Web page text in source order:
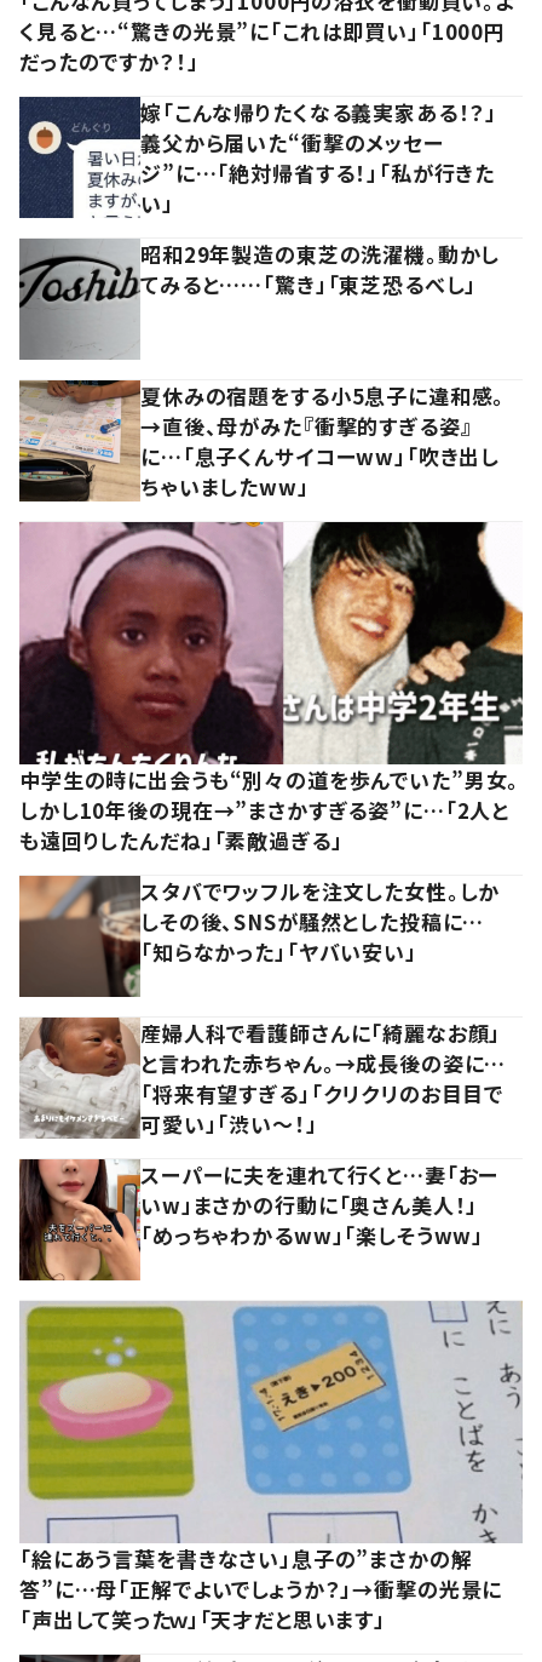
く見ると…“驚きの光景”に「これは即買い」「1000円
だったのですか？！」
嫁「こんな帰りたくなる義実家ある！？」
義父から届いた“衝撃のメッセー
ジ”に…「絶対帰省する！」「私が行きた
い」
昭和29年製造の東芝の洗濯機。動かし
てみると……「驚き」「東芝恐るべし」
夏休みの宿題をする小5息子に違和感。
→直後、母がみた『衝撃的すぎる姿』
に…「息子くんサイコーww」「吹き出し
ちゃいましたww」
中学生の時に出会うも“別々の道を歩んでいた”男女。
しかし10年後の現在→”まさかすぎる姿”に…「2人と
も遠回りしたんだね」「素敵過ぎる」
スタバでワッフルを注文した女性。しか
しその後、SNSが騒然とした投稿に…
「知らなかった」「ヤバい安い」
産婦人科で看護師さんに「綺麗なお顔」
と言われた赤ちゃん。→成長後の姿に…
「将来有望すぎる」「クリクリのお目目で
可愛い」「渋い～！」
スーパーに夫を連れて行くと…妻「おー
いw」まさかの行動に「奥さん美人！」
「めっちゃわかるww」「楽しそうww」
「絵にあう言葉を書きなさい」息子の”まさかの解
答”に…母「正解でよいでしょうか？」→衝撃の光景に
「声出して笑ったｗ」「天才だと思います」